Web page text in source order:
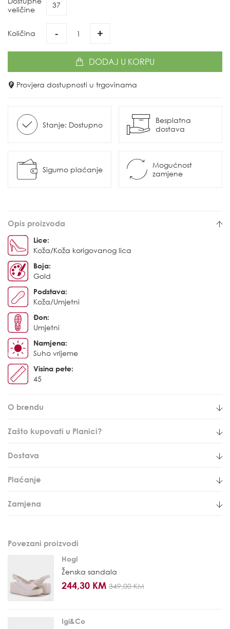
veličine
37
Količina - +
DODAJ U KORPU
Provjera dostupnosti u trgovinama
Stanje: Dostupno
Besplatna
dostava
Sigurno plaćanje
Mogućnost
zamjene
Opis proizvoda
Lice:
Koža/Koža korigovanog lica
Boja:
Gold
Podstava:
Koža/Umjetni
Đon:
Umjetni
Namjena:
Suho vrijeme
Visina pete:
45
O brendu
Zašto kupovati u Planici?
Dostava
Plaćanje
Zamjena
Povezani proizvodi
Hogl
Ženska sandala
244,30 KM 349,00 KM
Igi&Co